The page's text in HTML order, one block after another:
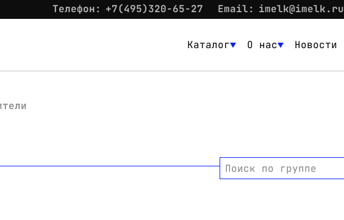
Телефон: +7(495)320-65-27 Email: imelk@imelk.ru
Каталог О нас Новости
Поиск по группе